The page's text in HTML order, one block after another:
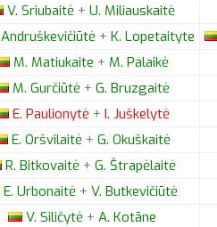
V. Sriubaitė + U. Miliauskaitė
Andruškevičiūtė + K. Lopetaityte
M. Matiukaite + M. Palaikė
M. Gurčiūtė + G. Bruzgaitė
E. Paulionytė + I. Juškelytė
E. Oršvilaitė + G. Okuškaitė
R. Bitkovaitė + G. Štrapėlaitė
E. Urbonaitė + V. Butkevičiūtė
V. Siličytė + A. Kotāne